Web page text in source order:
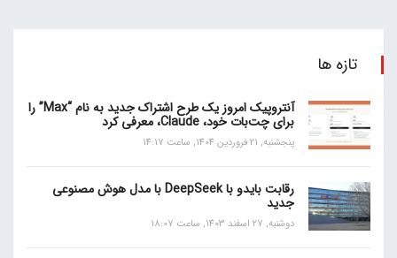
تازه ها
آنتروپیک امروز یک طرح اشتراک جدید به نام “Max” را
برای چت‌بات خود، Claude، معرفی کرد
پنجشنبه, 21 فروردین 1404, ساعت 14:17
رقابت بایدو با DeepSeek با مدل هوش مصنوعی
جدید
دوشنبه, 27 اسفند 1403, ساعت 18:07